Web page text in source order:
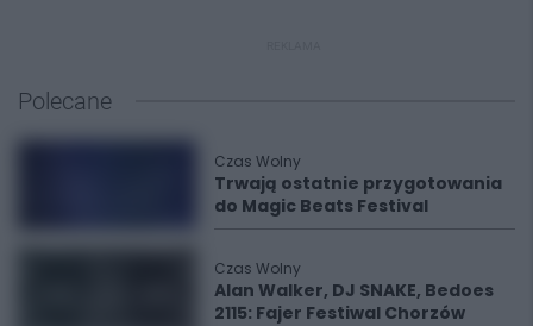
Polecane
Czas Wolny
Trwają ostatnie przygotowania
do Magic Beats Festival
Czas Wolny
Alan Walker, DJ SNAKE, Bedoes
2115: Fajer Festiwal Chorzów